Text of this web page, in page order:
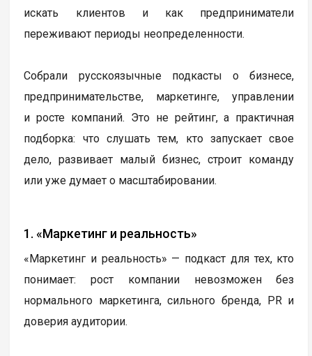
искать клиентов и как предприниматели
переживают периоды неопределенности.
Собрали русскоязычные подкасты о бизнесе,
предпринимательстве, маркетинге, управлении
и росте компаний. Это не рейтинг, а практичная
подборка: что слушать тем, кто запускает свое
дело, развивает малый бизнес, строит команду
или уже думает о масштабировании.
1. «Маркетинг и реальность»
«Маркетинг и реальность» — подкаст для тех, кто
понимает: рост компании невозможен без
нормального маркетинга, сильного бренда, PR и
доверия аудитории.